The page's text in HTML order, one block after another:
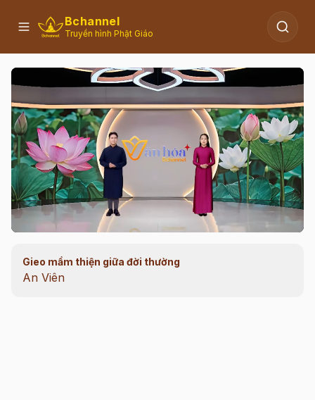
Bchannel
Truyền hình Phật Giáo
00:11/06:28
Gieo mầm thiện giữa đời thường
An Viên